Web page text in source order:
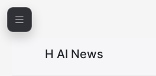
H AI News